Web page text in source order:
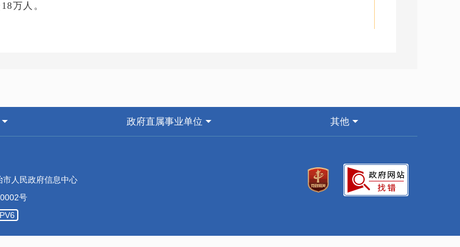
万人。
至凌晨1点，当事方终于握手言和，签署了支付协议。压在农民工心头8年的大
他累计接待群众2000余人次，带领团队化解疑难事项190件。
“千千结”
政府直属事业单位 其他
人民政府信息中心
号